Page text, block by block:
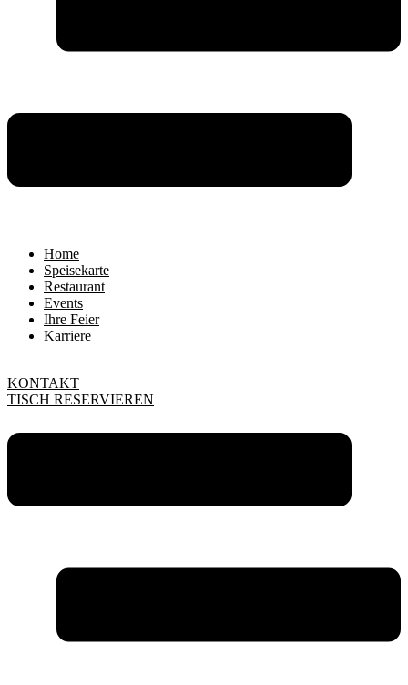
Home
Speisekarte
Restaurant
Events
Ihre Feier
Karriere
KONTAKT
TISCH RESERVIEREN